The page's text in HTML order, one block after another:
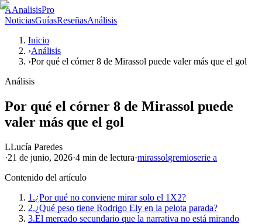
AAnalisisPro
NoticiasGuíasReseñasAnálisis
Inicio
›Análisis
›Por qué el córner 8 de Mirassol puede valer más que el gol
Análisis
Por qué el córner 8 de Mirassol puede
valer más que el gol
LLucía Paredes
·21 de junio, 2026·4 min de lectura·mirassolgremioserie a
Contenido del artículo
1.¿Por qué no conviene mirar solo el 1X2?
2.¿Qué peso tiene Rodrigo Ely en la pelota parada?
3.El mercado secundario que la narrativa no está mirando